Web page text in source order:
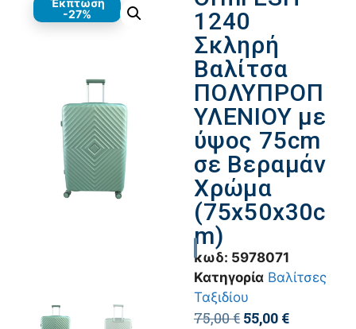
Έκπτωση
-27%
1240
Σκληρή
Βαλίτσα
ΠΟΛΥΠΡΟΠ
ΥΛΕΝΙΟΥ με
ύψος 75cm
σε Βεραμάν
Χρώμα
(75x50x30c
m)
κωδ: 5978071
Κατηγορία Βαλίτσες
Ταξιδίου
75,00€ 55,00 €